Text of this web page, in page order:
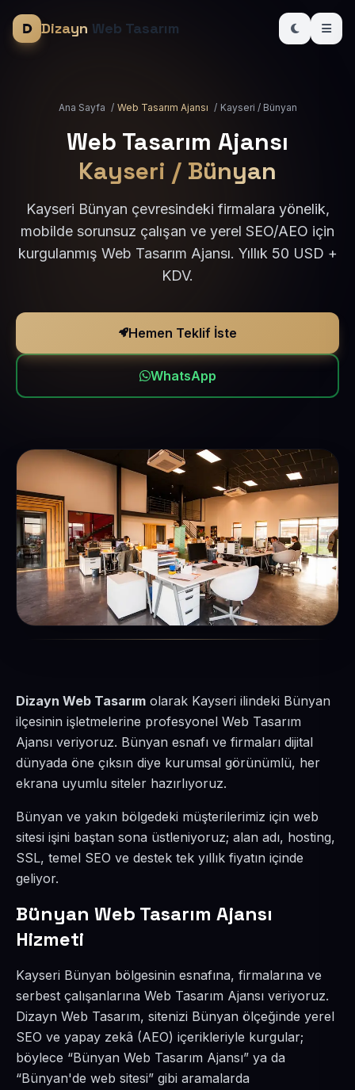
Dizayn Web Tasarım
Ana Sayfa / Web Tasarım Ajansı / Kayseri / Bünyan
Web Tasarım Ajansı
Kayseri / Bünyan
Kayseri Bünyan çevresindeki firmalara yönelik,
mobilde sorunsuz çalışan ve yerel SEO/AEO için
kurgulanmış Web Tasarım Ajansı. Yıllık 50 USD +
KDV.
Hemen Teklif İste
WhatsApp
Dizayn Web Tasarım olarak Kayseri ilindeki Bünyan
ilçesinin işletmelerine profesyonel Web Tasarım
Ajansı veriyoruz. Bünyan esnafı ve firmaları dijital
dünyada öne çıksın diye kurumsal görünümlü, her
ekrana uyumlu siteler hazırlıyoruz.
Bünyan ve yakın bölgedeki müşterilerimiz için web
sitesi işini baştan sona üstleniyoruz; alan adı, hosting,
SSL, temel SEO ve destek tek yıllık fiyatın içinde
geliyor.
Bünyan Web Tasarım Ajansı
Hizmeti
Kayseri Bünyan bölgesinin esnafına, firmalarına ve
serbest çalışanlarına Web Tasarım Ajansı veriyoruz.
Dizayn Web Tasarım, sitenizi Bünyan ölçeğinde yerel
SEO ve yapay zekâ (AEO) içerikleriyle kurgular;
böylece “Bünyan Web Tasarım Ajansı” ya da
“Bünyan'de web sitesi” gibi aramalarda